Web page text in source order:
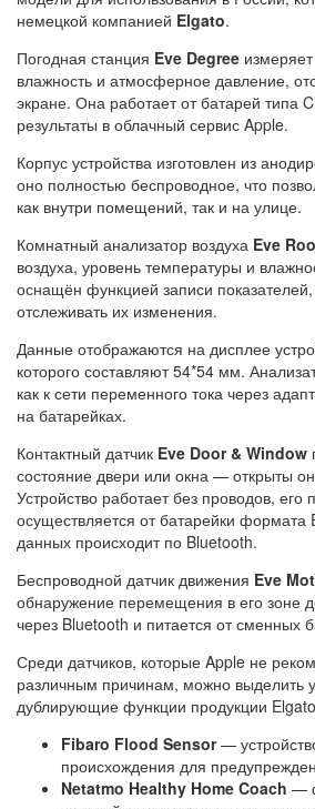
немецкой компанией Elgato.
Погодная станция Eve Degree
влажность и атмосферное давление,
экране. Она работает от батарей типа
результаты в облачный сервис Apple.
Корпус устройства изготовлен из
оно полностью беспроводное, что
как внутри помещений, так и на улице.
Комнатный анализатор воздуха Eve
воздуха, уровень температуры и
оснащён функцией записи показателей,
отслеживать их изменения.
Данные отображаются на дисплее
которого составляют 54*54 мм.
как к сети переменного тока через
на батарейках.
Контактный датчик Eve Door & Window
состояние двери или окна — открыты
Устройство работает без проводов, его
осуществляется от батарейки формата
данных происходит по Bluetooth.
Беспроводной датчик движения Eve
обнаружение перемещения в его зоне
через Bluetooth и питается от сменных
Среди датчиков, которые Apple не
различным причинам, можно выделить
дублирующие функции продукции
Fibaro Flood Sensor—
происхождения для
Netatmo Healthy Home Coach —